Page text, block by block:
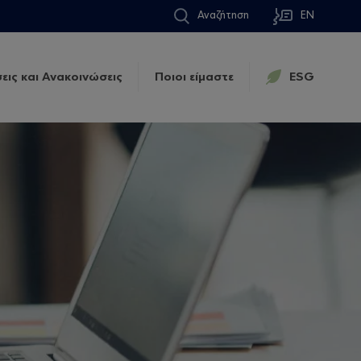
Αναζήτηση EN
και Ανακοινώσεις Ποιοι είμαστε ESG